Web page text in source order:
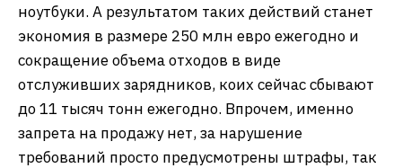
ноутбуки. А результатом таких действий станет
экономия в размере 250 млн евро ежегодно и
сокращение объема отходов в виде
отслуживших зарядников, коих сейчас сбывают
до 11 тысяч тонн ежегодно. Впрочем, именно
запрета на продажу нет, за нарушение
требований просто предусмотрены штрафы, так